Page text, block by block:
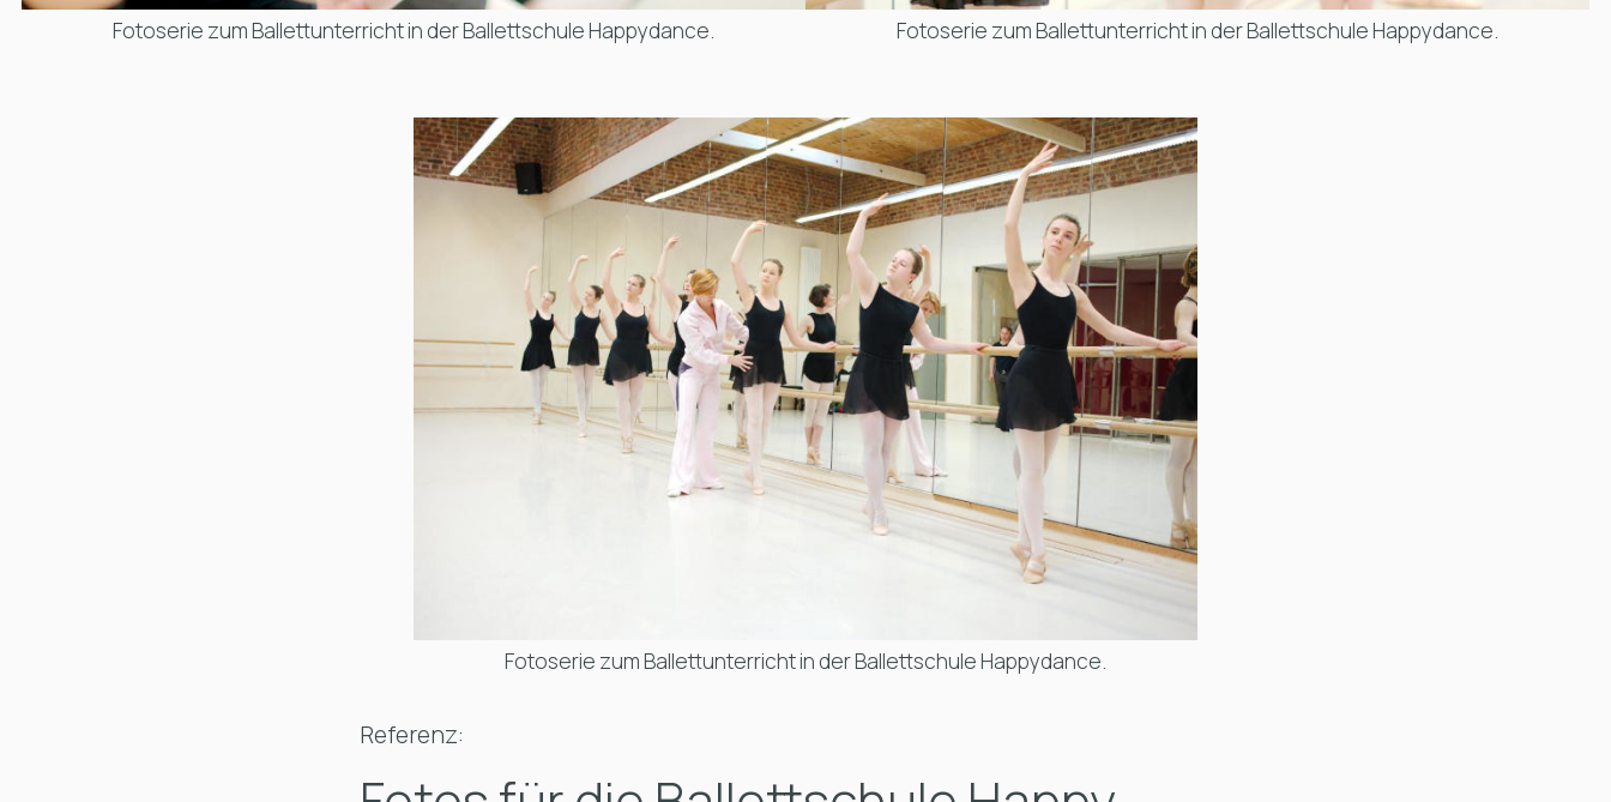
Fotoserie zum Ballettunterricht in derBallettschule Happydance. Fotoserie zum Ballettunterricht in derBallettschule Happydance.
Fotoserie zum Ballettunterricht in derBallettschule Happydance.
Referenz: